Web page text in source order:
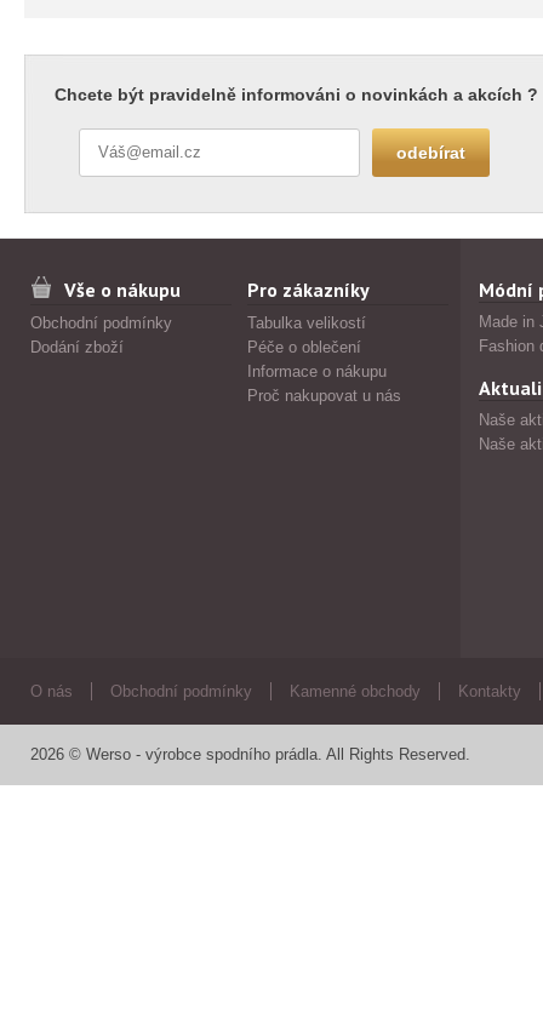
Chcete být pravidelně informováni o novinkách a akcích ?
Vše o nákupu
Obchodní podmínky
Dodání zboží
Pro zákazníky
Tabulka velikostí
Péče o oblečení
Informace o nákupu
Proč nakupovat u nás
Módní
Made in
Fashion
Naše
Naše
O nás Obchodní podmínky Kamenné obchody Kontakty
2026 © Werso - výrobce spodního prádla. All Rights Reserved.